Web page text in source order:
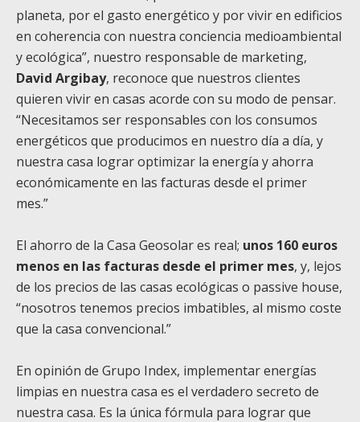
planeta, por el gasto energético y por vivir en edificios
en coherencia con nuestra conciencia medioambiental
y ecológica”, nuestro responsable de marketing,
David Argibay, reconoce que nuestros clientes
quieren vivir en casas acorde con su modo de pensar.
“Necesitamos ser responsables con los consumos
energéticos que producimos en nuestro día a día, y
nuestra casa lograr optimizar la energía y ahorra
económicamente en las facturas desde el primer
mes.”
El ahorro de la Casa Geosolar es real; unos 160 euros
menos en las facturas desde el primer mes, y, lejos
de los precios de las casas ecológicas o passive house,
“nosotros tenemos precios imbatibles, al mismo coste
que la casa convencional.”
En opinión de Grupo Index, implementar energías
limpias en nuestra casa es el verdadero secreto de
nuestra casa. Es la única fórmula para lograr que